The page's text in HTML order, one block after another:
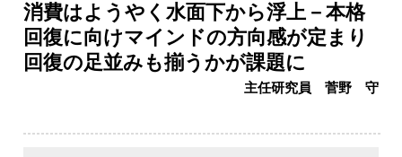
消費はようやく水面下から浮上－本格
回復に向けマインドの方向感が定まり
回復の足並みも揃うかが課題に
主任研究員 菅野 守